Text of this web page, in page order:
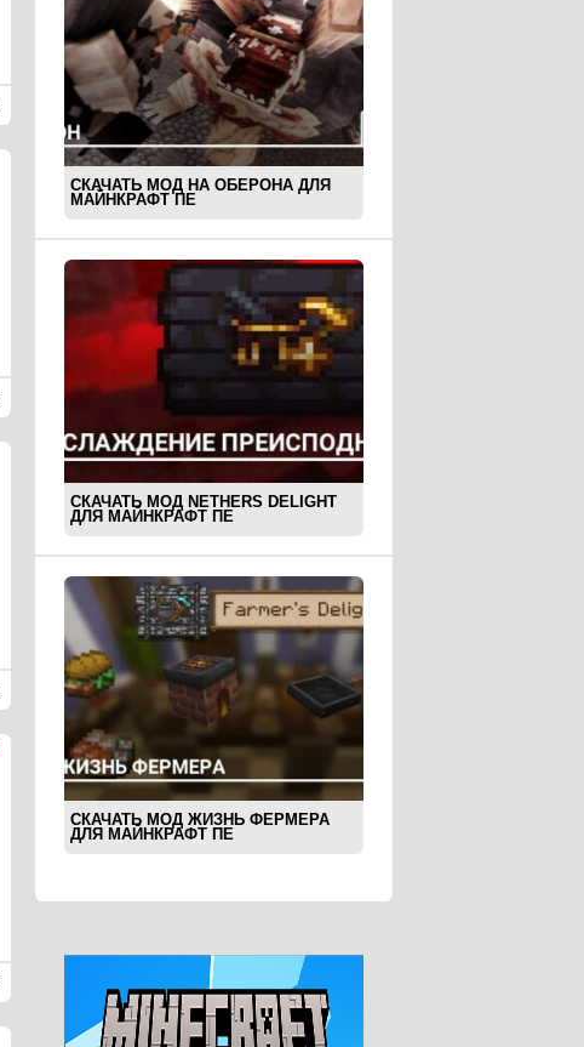
СКАЧАТЬ МОД НА ОБЕРОНА ДЛЯ
МАЙНКРАФТ ПЕ
СКАЧАТЬ МОД NETHERS DELIGHT
ДЛЯ МАЙНКРАФТ ПЕ
СКАЧАТЬ МОД ЖИЗНЬ ФЕРМЕРА
ДЛЯ МАЙНКРАФТ ПЕ